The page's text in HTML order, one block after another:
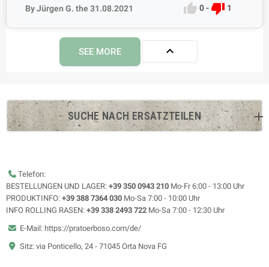
By Jürgen G. the 31.08.2021  0-  1
SEE MORE 
SUCHE NACH ERSATZTEILEN
Telefon:
BESTELLUNGEN UND LAGER: +39 350 0943 210 Mo-Fr 6:00 - 13:00 Uhr
PRODUKTINFO: +39 388 7364 030 Mo-Sa 7:00 - 10:00 Uhr
INFO ROLLING RASEN: +39 338 2493 722 Mo-Sa 7:00 - 12:30 Uhr
E-Mail: https://pratoerboso.com/de/
Sitz: via Ponticello, 24 - 71045 Orta Nova FG